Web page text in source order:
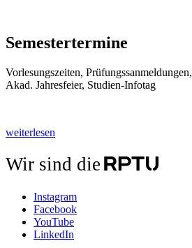
Semestertermine
Vorlesungszeiten, Prüfungssanmeldungen,
Akad. Jahresfeier, Studien-Infotag
weiterlesen
Wir sind die
Instagram
Facebook
YouTube
LinkedIn